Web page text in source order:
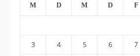
M D M D F
3 4 5 6 7